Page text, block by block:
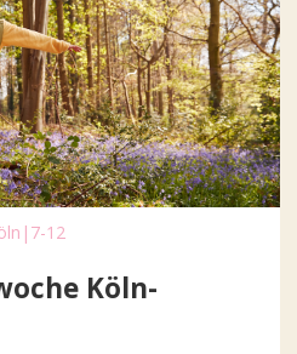
| 7-12
Köln-